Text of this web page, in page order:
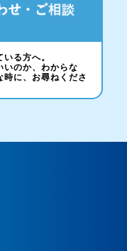
る方へ。
いのか、わからな
に、お尋ねくださ